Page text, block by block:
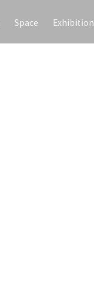
Space Exhibition